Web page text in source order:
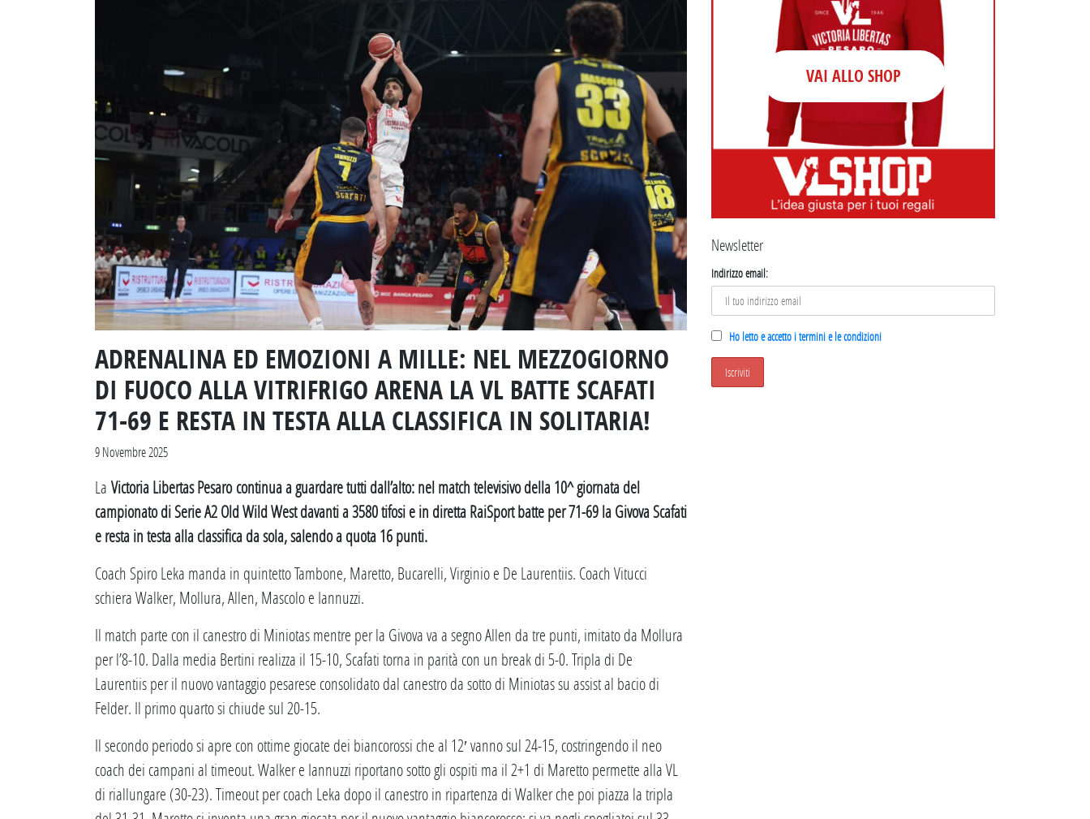
ADRENALINA ED EMOZIONI A MILLE: NEL MEZZOGIORNO
DI FUOCO ALLA VITRIFRIGO ARENA LA VL BATTE SCAFATI
71-69 E RESTA IN TESTA ALLA CLASSIFICA IN SOLITARIA!
9 Novembre 2025
La Victoria Libertas Pesaro continua a guardare tutti dall’alto: nel match televisivo della 10^ giornata del
campionato di Serie A2 Old Wild West davanti a 3580 tifosi e in diretta RaiSport batte per 71-69 la Givova Scafati
e resta in testa alla classifica da sola, salendo a quota 16 punti.
Coach Spiro Leka manda in quintetto Tambone, Maretto, Bucarelli, Virginio e De Laurentiis. Coach Vitucci
schiera Walker, Mollura, Allen, Mascolo e Iannuzzi.
Il match parte con il canestro di Miniotas mentre per la Givova va a segno Allen da tre punti, imitato da Mollura
per l’8-10. Dalla media Bertini realizza il 15-10, Scafati torna in parità con un break di 5-0. Tripla di De
Laurentiis per il nuovo vantaggio pesarese consolidato dal canestro da sotto di Miniotas su assist al bacio di
Felder. Il primo quarto si chiude sul 20-15.
Il secondo periodo si apre con ottime giocate dei biancorossi che al 12′ vanno sul 24-15, costringendo il neo
coach dei campani al timeout. Walker e Iannuzzi riportano sotto gli ospiti ma il 2+1 di Maretto permette alla VL
di riallungare (30-23). Timeout per coach Leka dopo il canestro in ripartenza di Walker che poi piazza la tripla
VAI ALLO SHOP
Newsletter
Indirizzo email:
Ho letto e accetto i termini e le condizioni